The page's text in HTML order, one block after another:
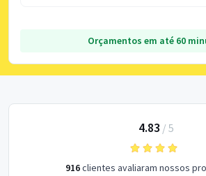
Orçamentos em até 60
4.83 / 5
916clientes avaliaram nossos